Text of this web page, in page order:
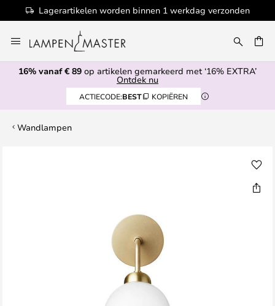
Lagerartikelen worden binnen 1 werkdag verzonden
naar
de
inhoud
16% vanaf € 89 op artikelen gemarkeerd met ‘16% EXTRA’
Ontdek nu
ACTIECODE:BEST KOPIËREN
Wandlampen